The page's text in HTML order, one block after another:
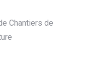
Chantiers de